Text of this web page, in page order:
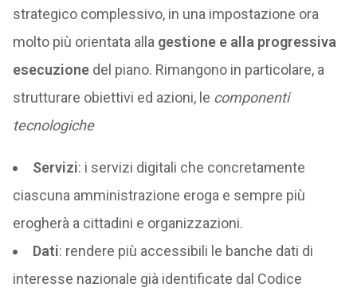
strategico complessivo, in una impostazione ora
molto più orientata alla gestione e alla progressiva
esecuzionedel piano. Rimangono in particolare, a
strutturare obiettivi ed azioni, le componenti
tecnologiche
Servizi: i servizi digitali che concretamente
ciascuna amministrazione eroga e sempre più
erogherà a cittadini e organizzazioni.
Dati: rendere più accessibili le banche dati di
interesse nazionale già identificate dal Codice